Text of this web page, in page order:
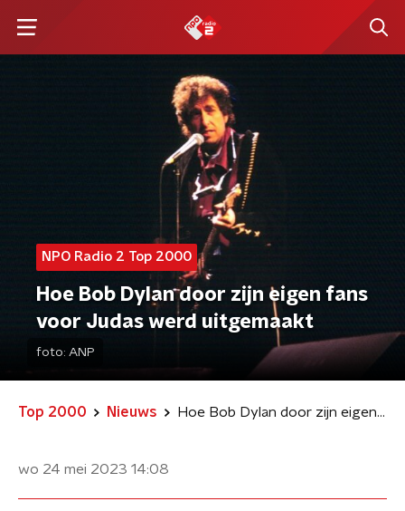
NPO Radio 2 Top 2000
Hoe Bob Dylan door zijn eigen fans
voor Judas werd uitgemaakt
foto: ANP
Top 2000 Nieuws Hoe Bob Dylan door zijn eigen fans voor Judas werd uitgemaakt
wo 24 mei 2023 14:08